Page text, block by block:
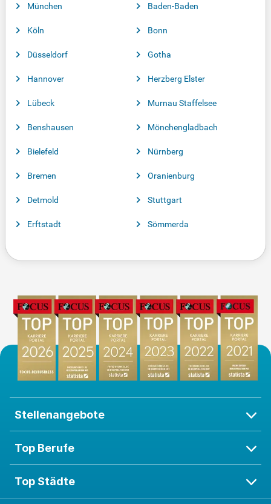
München
Köln
Düsseldorf
Hannover
Lübeck
Benshausen
Bielefeld
Bremen
Detmold
Erftstadt
Baden-Baden
Bonn
Gotha
Herzberg Elster
Murnau Staffelsee
Mönchengladbach
Nürnberg
Oranienburg
Stuttgart
Sömmerda
Stellenangebote
Top Berufe
Top Städte